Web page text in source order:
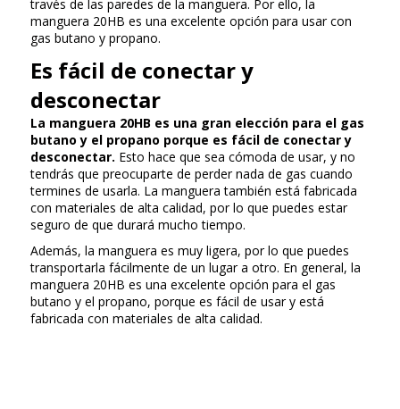
través de las paredes de la manguera. Por ello, la
manguera 20HB es una excelente opción para usar con
gas butano y propano.
Es fácil de conectar y
desconectar
La manguera 20HB es una gran elección para el gas
butano y el propano porque es fácil de conectar y
desconectar. Esto hace que sea cómoda de usar, y no
tendrás que preocuparte de perder nada de gas cuando
termines de usarla. La manguera también está fabricada
con materiales de alta calidad, por lo que puedes estar
seguro de que durará mucho tiempo.
Además, la manguera es muy ligera, por lo que puedes
transportarla fácilmente de un lugar a otro. En general, la
manguera 20HB es una excelente opción para el gas
butano y el propano, porque es fácil de usar y está
fabricada con materiales de alta calidad.